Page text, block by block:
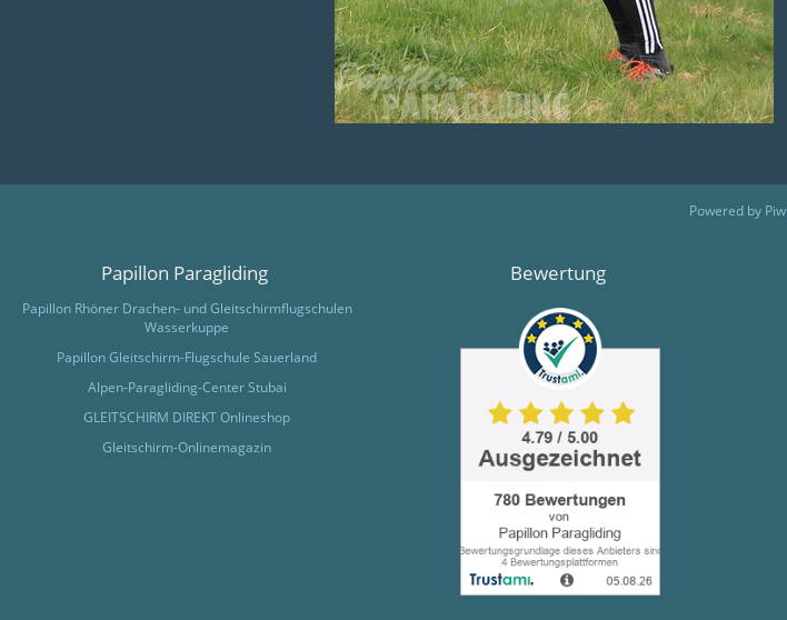
Powered by
Papillon Paragliding
Papillon Rhöner Drachen- und Gleitschirmflugschulen
Wasserkuppe
Papillon Gleitschirm-Flugschule Sauerland
Alpen-Paragliding-Center Stubai
GLEITSCHIRM DIREKT Onlineshop
Gleitschirm-Onlinemagazin
Bewertung